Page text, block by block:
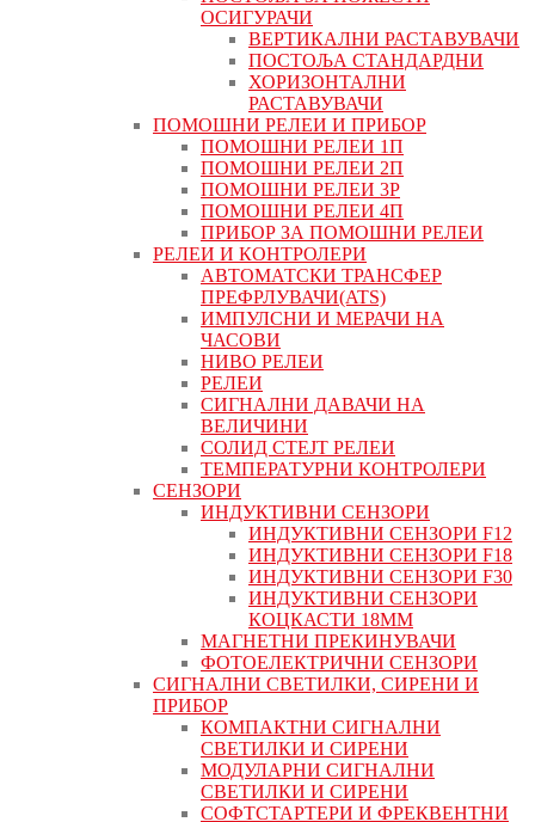
ОСИГУРАЧИ
ВЕРТИКАЛНИ РАСТАВУВАЧИ
ПОСТОЉА СТАНДАРДНИ
ХОРИЗОНТАЛНИ
РАСТАВУВАЧИ
ПОМОШНИ РЕЛЕИ И ПРИБОР
ПОМОШНИ РЕЛЕИ 1П
ПОМОШНИ РЕЛЕИ 2П
ПОМОШНИ РЕЛЕИ 3P
ПОМОШНИ РЕЛЕИ 4П
ПРИБОР ЗА ПОМОШНИ РЕЛЕИ
РЕЛЕИ И КОНТРОЛЕРИ
АВТОМАТСКИ ТРАНСФЕР
ПРЕФРЛУВАЧИ(ATS)
ИМПУЛСНИ И МЕРАЧИ НА
ЧАСОВИ
НИВО РЕЛЕИ
РЕЛЕИ
СИГНАЛНИ ДАВАЧИ НА
ВЕЛИЧИНИ
СОЛИД СТЕЈТ РЕЛЕИ
ТЕМПЕРАТУРНИ КОНТРОЛЕРИ
СЕНЗОРИ
ИНДУКТИВНИ СЕНЗОРИ
ИНДУКТИВНИ СЕНЗОРИ F12
ИНДУКТИВНИ СЕНЗОРИ F18
ИНДУКТИВНИ СЕНЗОРИ F30
ИНДУКТИВНИ СЕНЗОРИ
КОЦКАСТИ 18ММ
МАГНЕТНИ ПРЕКИНУВАЧИ
ФОТОЕЛЕКТРИЧНИ СЕНЗОРИ
СИГНАЛНИ СВЕТИЛКИ, СИРЕНИ И
ПРИБОР
КОМПАКТНИ СИГНАЛНИ
СВЕТИЛКИ И СИРЕНИ
МОДУЛАРНИ СИГНАЛНИ
СВЕТИЛКИ И СИРЕНИ
СОФТСТАРТЕРИ И ФРЕКВЕНТНИ